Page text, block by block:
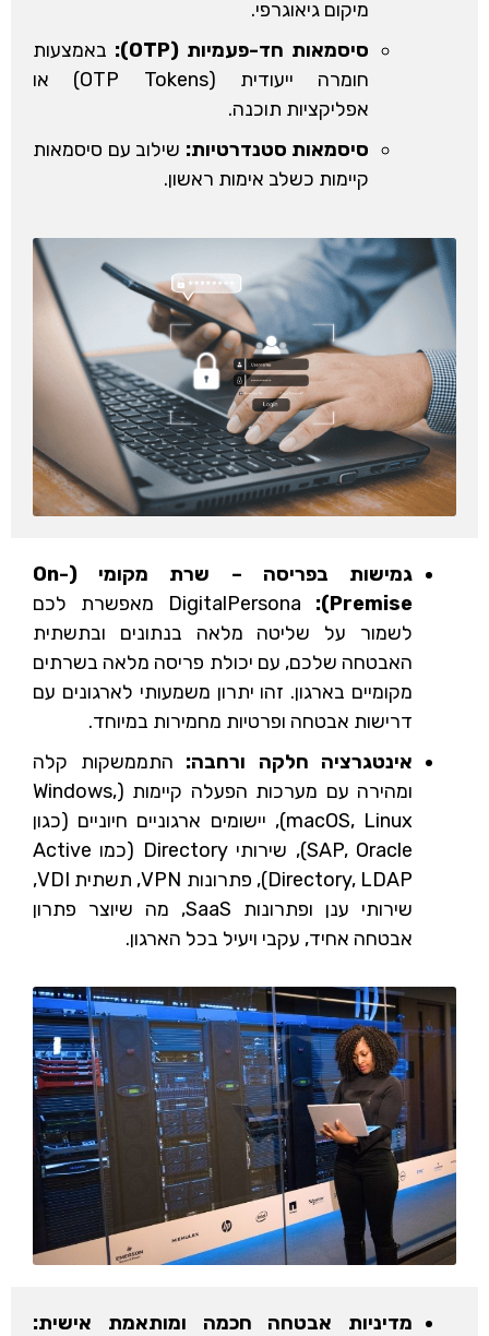
מיקום גיאוגרפי.
סיסמאות חד-פעמיות (OTP
): באמצעות
חומרה ייעודית (OTP Tokens) או
אפליקציות תוכנה.
סיסמאות סטנדרטיות: שילוב עם סיסמאות
קיימות כשלב אימות ראשון.
גמישות בפריסה – שרת מקומי (On-
Premise
):
DigitalPersona מאפשרת לכם
לשמור על שליטה מלאה בנתונים ובתשתית
האבטחה שלכם, עם יכולת פריסה מלאה בשרתים
מקומיים בארגון. זהו יתרון משמעותי לארגונים עם
דרישות אבטחה ופרטיות מחמירות במיוחד.
אינטגרציה חלקה ורחבה: התממשקות קלה
ומהירה עם מערכות הפעלה קיימות (Windows,
macOS, Linux), יישומים ארגוניים חיוניים (כגון
SAP, Oracle), שירותי Directory (כמו Active
Directory, LDAP), פתרונות VPN, תשתית VDI,
שירותי ענן ופתרונות SaaS, מה שיוצר פתרון
אבטחה אחיד, עקבי ויעיל בכל הארגון.
מדיניות אבטחה חכמה ומותאמת אישית: